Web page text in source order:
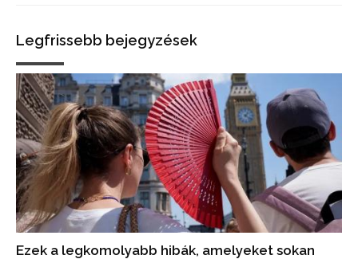
Legfrissebb bejegyzések
Ezek a legkomolyabb hibák, amelyeket sokan